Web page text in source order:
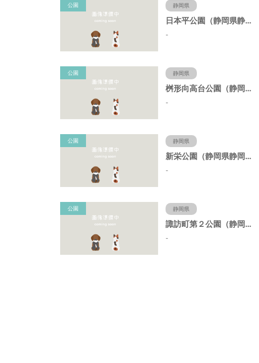
公園 静岡県
日本平公園（静岡県静岡市）
-
公園 静岡県
桝形向高台公園（静岡県静岡市）
-
公園 静岡県
新栄公園（静岡県静岡市）
-
公園 静岡県
諏訪町第２公園（静岡県静岡市）
-